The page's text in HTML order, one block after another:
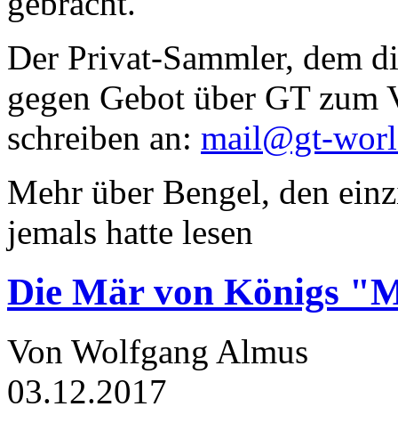
Der Privat-Sammler, dem
gegen Gebot über GT zum
schreiben an: mail@gt-
Mehr über Bengel, den
jemals hatte lesen
Die Mär von Königs
Von Wolfgang Almus
03.12.2017